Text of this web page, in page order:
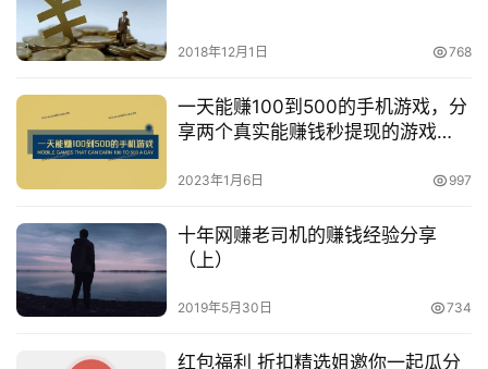
2018年12月1日 768
一天能赚100到500的手机游戏，分
享两个真实能赚钱秒提现的游戏
2023年1月6日 997
十年网赚老司机的赚钱经验分享
（上）
2019年5月30日 734
红包福利 折扣精选姐邀你一起瓜分